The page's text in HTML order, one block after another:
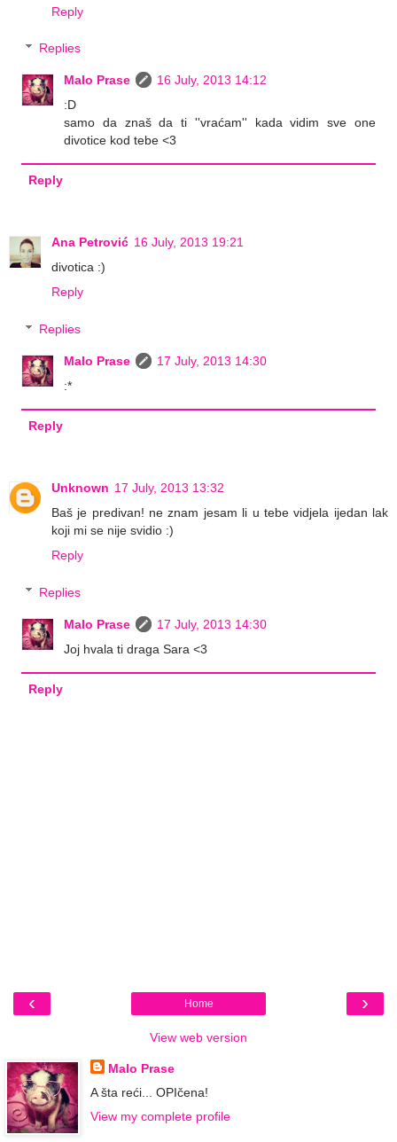
Reply
Replies
Malo Prase
16 July, 2013 14:12
:D
samo da znaš da ti ''vraćam'' kada vidim sve one
divotice kod tebe <3
Reply
Ana Petrović 16 July, 2013 19:21
divotica :)
Reply
Replies
Malo Prase
17 July, 2013 14:30
:*
Reply
Unknown 17 July, 2013 13:32
Baš je predivan! ne znam jesam li u tebe vidjela ijedan lak
koji mi se nije svidio :)
Reply
Replies
Malo Prase
17 July, 2013 14:30
Joj hvala ti draga Sara <3
Reply
‹ ›
Home
View web version
Malo Prase
A šta reći... OPIčena!
View my complete profile